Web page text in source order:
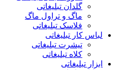
گلدان تبلیغاتی
ماگ و تراول ماگ
فلاسک تبلیغاتی
لباس کار تبلیغاتی
تیشرت تبلیغاتی
کلاه تبلیغاتی
ابزار تبلیغاتی